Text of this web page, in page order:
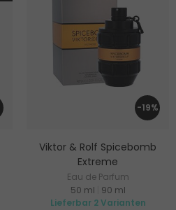
-19%
Viktor & Rolf Spicebomb
Extreme
Eau de Parfum
50 ml
90 ml
Lieferbar 2 Varianten